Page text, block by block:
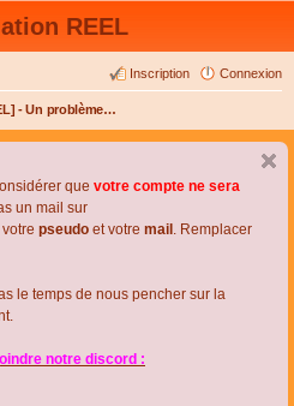
REEL
Connexion
Inscription
[REEL] - Un problème de connexion ou d'inscription ?
que votre compte ne sera
un mail sur
pseudo et votre mail . Remplacer
le temps de nous pencher sur la
notre discord :